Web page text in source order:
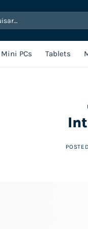
Mini PCs Tablets